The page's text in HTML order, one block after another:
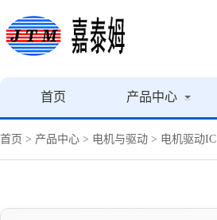
首页 产品中心
首页 > 产品中心 > 电机与驱动 > 电机驱动IC